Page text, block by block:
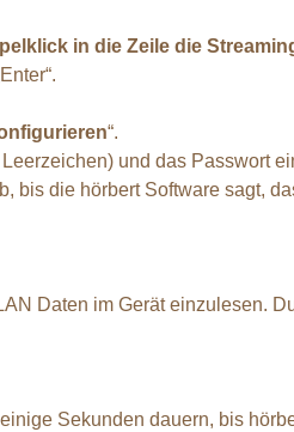
in die Zeile die
“.
und das Passwort
bis die hörbert Software sagt,
Daten im Gerät einzulesen.
Sekunden dauern, bis